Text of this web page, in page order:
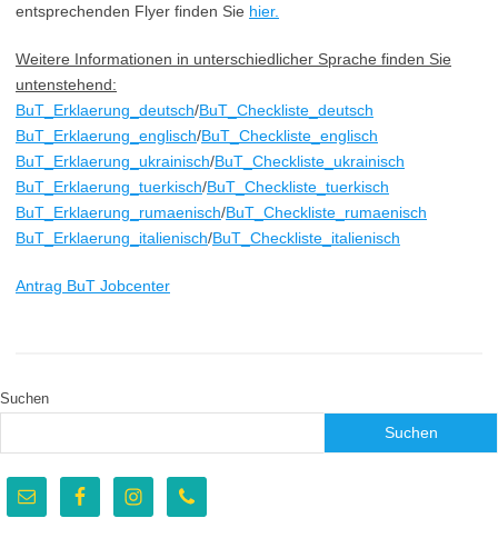
entsprechenden Flyer finden Sie hier.
Weitere Informationen in unterschiedlicher Sprache finden Sie
untenstehend:
BuT_Erklaerung_deutsch/BuT_Checkliste_deutsch
BuT_Erklaerung_englisch/BuT_Checkliste_englisch
BuT_Erklaerung_ukrainisch/BuT_Checkliste_ukrainisch
BuT_Erklaerung_tuerkisch/BuT_Checkliste_tuerkisch
BuT_Erklaerung_rumaenisch/BuT_Checkliste_rumaenisch
BuT_Erklaerung_italienisch/BuT_Checkliste_italienisch
Antrag BuT Jobcenter
Suchen
Suchen